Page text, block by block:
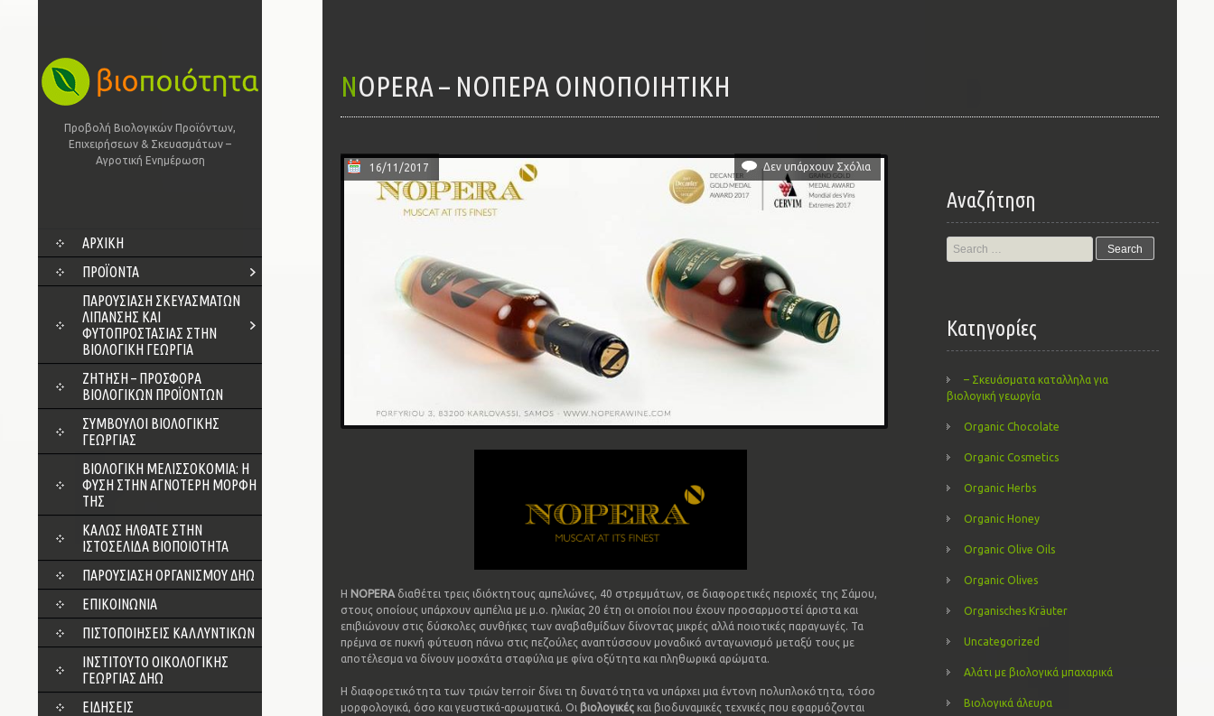
Προβολή Βιολογικών Προϊόντων,
Επιχειρήσεων & Σκευασμάτων –
Αγροτική Ενημέρωση
SKIP
CONTENT
ΑΡΧΙΚΗ
ΠΡΟΪΌΝΤΑ
ΠΑΡΟΥΣΊΑΣΗ ΣΚΕΥΑΣΜΆΤΩΝ
ΛΊΠΑΝΣΗΣ ΚΑΙ
ΦΥΤΟΠΡΟΣΤΑΣΊΑΣ ΣΤΗΝ
ΒΙΟΛΟΓΙΚΉ ΓΕΩΡΓΊΑ
ΖΗΤΗΣΗ – ΠΡΟΣΦΟΡΑ
ΒΙΟΛΟΓΙΚΩΝ ΠΡΟΪΟΝΤΩΝ
ΣΎΜΒΟΥΛΟΙ ΒΙΟΛΟΓΙΚΉΣ
ΓΕΩΡΓΊΑΣ
ΒΙΟΛΟΓΙΚΉ ΜΕΛΙΣΣΟΚΟΜΊΑ: Η
ΦΎΣΗ ΣΤΗΝ ΑΓΝΌΤΕΡΗ ΜΟΡΦΉ
ΤΗΣ
ΚΑΛΏΣ ΉΛΘΑΤΕ ΣΤΗΝ
ΙΣΤΟΣΕΛΊΔΑ ΒΙΟΠΟΙΌΤΗΤΑ
ΠΑΡΟΥΣΊΑΣΗ ΟΡΓΑΝΙΣΜΟΎ ΔΗΩ
ΕΠΙΚΟΙΝΩΝΊΑ
ΠΙΣΤΟΠΟΙΉΣΕΙΣ ΚΑΛΛΥΝΤΙΚΏΝ
ΙΝΣΤΙΤΟΎΤΟ ΟΙΚΟΛΟΓΙΚΉΣ
ΓΕΩΡΓΊΑΣ ΔΗΩ
ΕΙΔΉΣΕΙΣ
NOPERA – ΝΟΠΕΡΑ ΟΙΝΟΠΟΙΗΤΙΚΉ
16/11/2017 Δεν υπάρχουν Σχόλια
Η NOPERA διαθέτει τρεις ιδιόκτητους αμπελώνες, 40 στρεμμάτων, σε διαφορετικές περιοχές της Σάμου,
στους οποίους υπάρχουν αμπέλια με μ.ο. ηλικίας 20 έτη οι οποίοι που έχουν προσαρμοστεί άριστα και
επιβιώνουν στις δύσκολες συνθήκες των αναβαθμίδων δίνοντας μικρές αλλά ποιοτικές παραγωγές. Τα
πρέμνα σε πυκνή φύτευση πάνω στις πεζούλες αναπτύσσουν μοναδικό ανταγωνισμό μεταξύ τους με
αποτέλεσμα να δίνουν μοσχάτα σταφύλια με φίνα οξύτητα και πληθωρικά αρώματα.
Η διαφορετικότητα των τριών terroir δίνει τη δυνατότητα να υπάρχει μια έντονη πολυπλοκότητα, τόσο
μορφολογικά, όσο και γευστικά-αρωματικά. Οι βιολογικές και βιοδυναμικές τεχνικές που εφαρμόζονται
Αναζήτηση
Search
for:
Kατηγορίες
– Σκευάσματα καταλληλα για
βιολογική γεωργία
Organic Chocolate
Organic Cosmetics
Organic Herbs
Organic Honey
Organic Olive Oils
Organic Olives
Organisches Kräuter
Uncategorized
Αλάτι με βιολογικά μπαχαρικά
Βιολογικά άλευρα